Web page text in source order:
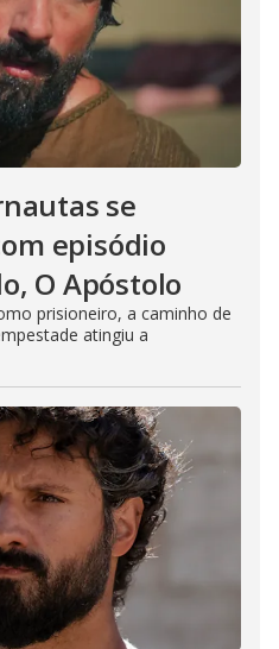
se
episódio
O Apóstolo
prisioneiro, a caminho de
atingiu a